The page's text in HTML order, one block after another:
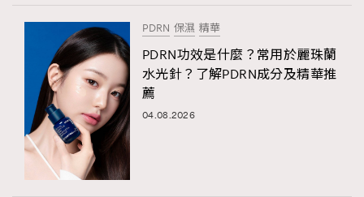
PDRN 保濕 精華
PDRN功效是什麼？常用於麗珠蘭
水光針？了解PDRN成分及精華推
薦
04.08.2026